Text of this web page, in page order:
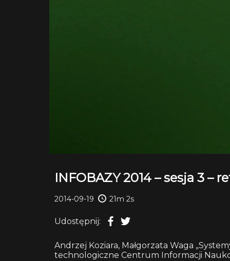
INFOBAZY 2014 – sesja 3 –
2014-09-19 21m 2s
Udostępnij:
Andrzej Koziara, Małgorzata Waga
technologiczne Centrum Informacji